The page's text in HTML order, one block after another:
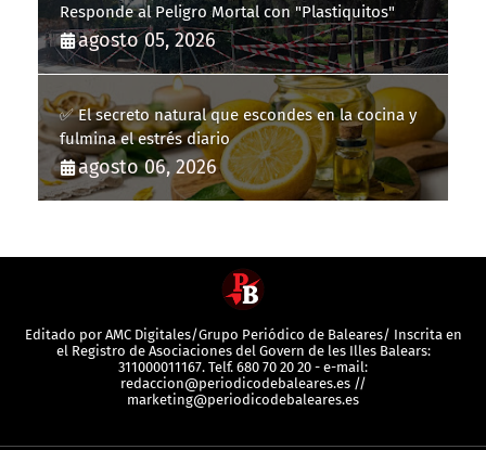
Responde al Peligro Mortal con "Plastiquitos"
agosto 05, 2026
✅ El secreto natural que escondes en la cocina y
fulmina el estrés diario
agosto 06, 2026
Editado por AMC Digitales/Grupo Periódico de Baleares/ Inscrita en
el Registro de Asociaciones del Govern de les Illes Balears:
311000011167. Telf. 680 70 20 20 - e-mail:
redaccion@periodicodebaleares.es //
marketing@periodicodebaleares.es